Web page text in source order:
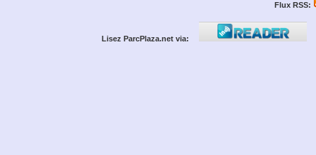
Flux RSS:
Lisez ParcPlaza.net via: